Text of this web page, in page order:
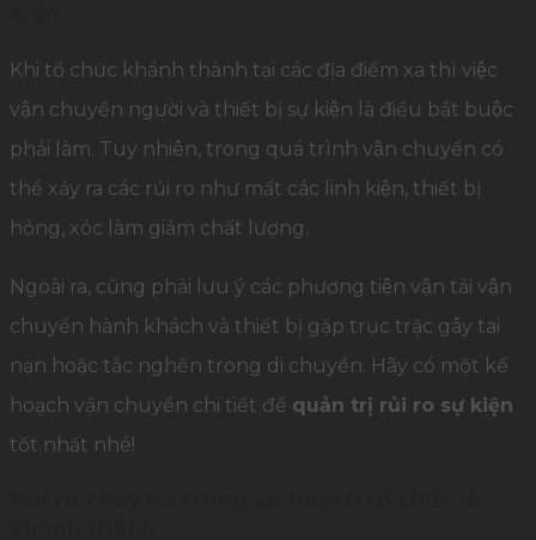
Khi tổ chức khánh thành tại các địa điểm xa thì việc
vận chuyển người và thiết bị sự kiện là điều bắt buộc
phải làm. Tuy nhiên, trong quá trình vận chuyển có
thể xảy ra các rủi ro như mất các linh kiện, thiết bị
hỏng, xóc làm giảm chất lượng.
Ngoài ra, cũng phải lưu ý các phương tiện vận tải vận
chuyển hành khách và thiết bị gặp trục trặc gây tai
nạn hoặc tắc nghẽn trong di chuyển. Hãy có một kế
hoạch vận chuyển chi tiết để quản trị rủi ro sự kiện
tốt nhất nhé!